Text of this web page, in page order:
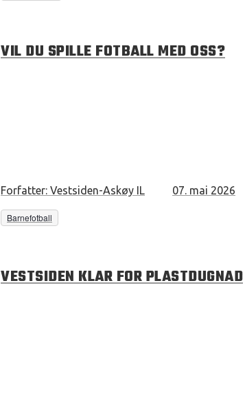
VIL DU SPILLE FOTBALL MED OSS?
Forfatter: Vestsiden-Askøy IL 07. mai 2026
Barnefotball
VESTSIDEN KLAR FOR PLASTDUGNAD